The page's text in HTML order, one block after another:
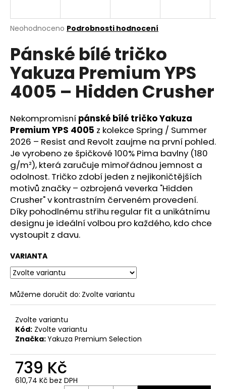
Průměrné
produktu
je
0,0
z
hvězdiček.
Neohodnoceno Podrobnosti hodnocení
Pánské bílé tričko
Yakuza Premium YPS
4005 – Hidden Crusher
Nekompromisní pánské bílé tričko Yakuza
Premium YPS 4005 z kolekce Spring / Summer
2026 – Resist and Revolt zaujme na první pohled.
Je vyrobeno ze špičkové 100% Pima bavlny (180
g/m²), která zaručuje mimořádnou jemnost a
odolnost. Tričko zdobí jeden z nejikoničtějších
motivů značky – ozbrojená veverka "Hidden
Crusher" v kontrastním červeném provedení.
Díky pohodlnému střihu regular fit a unikátnímu
designu je ideální volbou pro každého, kdo chce
vystoupit z davu.
VARIANTA
Můžeme doručit do: Zvolte variantu
Zvolte variantu
Kód: Zvolte variantu
Značka:Yakuza Premium Selection
739 Kč
610,74 Kč bez DPH
j
t
?
HLEDAT
D
o
p
o
r
u
č
u
j
e
m
ŠEDÉ
TRIČKO
YAKUZA
YPS
3906
BROKEN